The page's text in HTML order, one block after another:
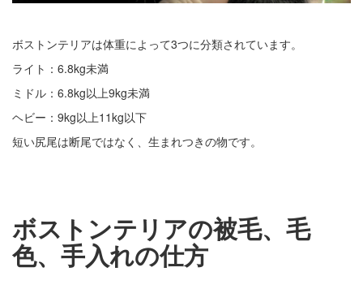
ボストンテリアは体重によって3つに分類されています。
ライト：6.8kg未満
ミドル：6.8kg以上9kg未満
ヘビー：9kg以上11kg以下
短い尻尾は断尾ではなく、生まれつきの物です。
ボストンテリアの被毛、毛
色、手入れの仕方